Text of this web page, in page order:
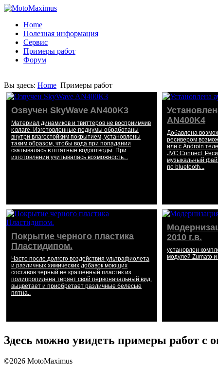
Home
Полезная информация
Сервис
Примеры работ
Форум
Вы здесь: Home Примеры работ
Озвучен SkyWave AN400K3
Материал динамиков и твиттеров не восприимчив
к влаге. Изготовленные подиумы обработаны
внутри влагостойким покрытием, установлены
таким образом, чтобы вода при попадании
скатывалась в штатные водоотводы. При
изготовлении учитывалась возможность...
AN400K4
Добавлена
ресивером
или с Androin
JVC Connect.
музыкальный
по bluetooth...
Покрытие черного пластика
Пластидипом.
Часто после долгого воздействия ультрафиолета
и различных химических добавок моющих
составов черный не крашенный пластик из
полипропилена теряет свой первоначальный вид,
выцветает и приобретает различные белесые
пятна..
2010 г.в.
установлен
модулей Zumato
Здесь можно увидеть примеры работ с
©2026 MotoMaximus